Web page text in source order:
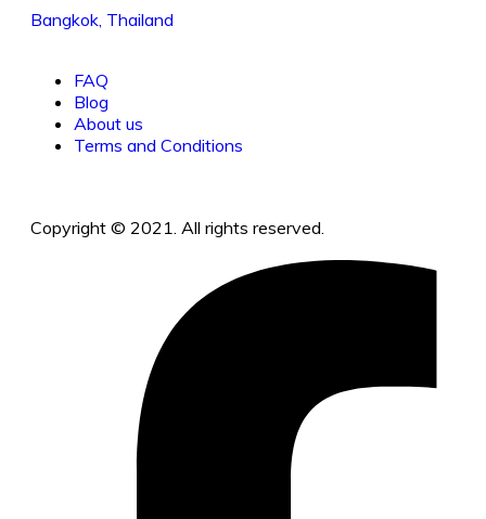
Bangkok, Thailand
FAQ
Blog
About us
Terms and Conditions
Copyright © 2021. All rights reserved.